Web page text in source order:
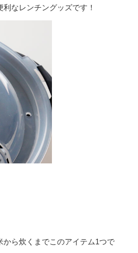
なレンチングッズです！
ら炊くまでこのアイテム1つで